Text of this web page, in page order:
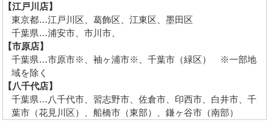
【江戸川店】
東京都…江戸川区、葛飾区、江東区、墨田区
千葉県…浦安市、市川市、
【市原店】
千葉県…市原市※、袖ヶ浦市※、千葉市（緑区） ※一部地
域を除く
【八千代店】
千葉県…八千代市、習志野市、佐倉市、印西市、白井市、千
葉市（花見川区）、船橋市（東部）、鎌ヶ谷市（南部）